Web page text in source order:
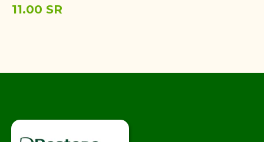
11.00 SR